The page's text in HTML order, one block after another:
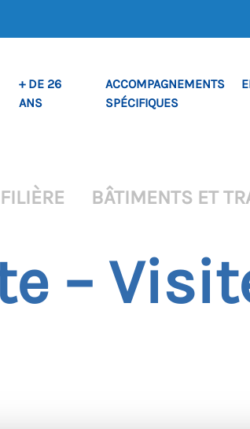
+ DE 26
ANS
ACCOMPAGNEMENTS
SPÉCIFIQUES
BÂTIMENTS ET
–